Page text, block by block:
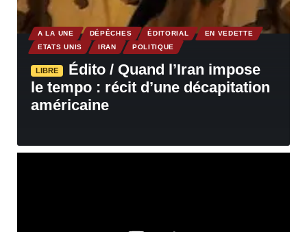
A LA UNE DÉPÊCHES ÉDITORIAL
EN VEDETTE
ETATS UNIS
IRAN POLITIQUE
LIBRE
Édito / Quand l’Iran impose
le tempo : récit d’une décapitation
américaine